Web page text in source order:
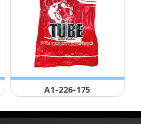
Α1-226-175